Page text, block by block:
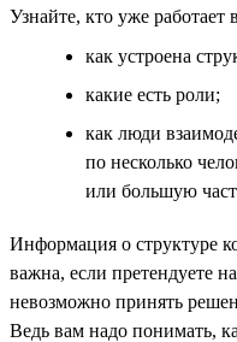
Узнайте, кто уже работает
как устроена
какие есть роли;
как люди
по несколько
или большую
Информация о структуре
важна, если претендуете
невозможно принять
Ведь вам надо понимать,